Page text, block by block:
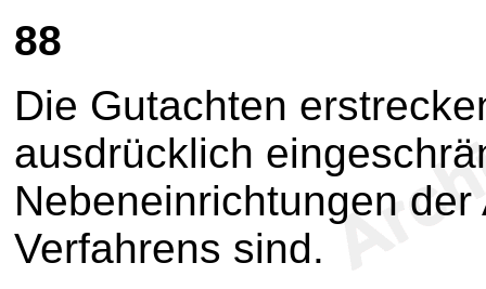
88
Die Gutachten
ausdrücklich
Nebeneinrichtungen
Verfahrens sind.